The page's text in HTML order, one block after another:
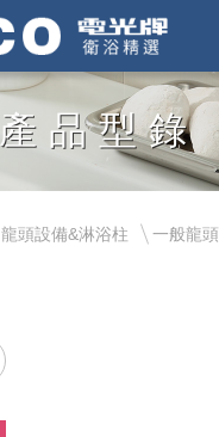
產品型錄
龍頭設備&淋浴柱 一般龍頭